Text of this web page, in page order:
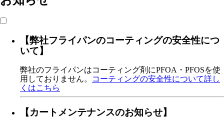
【弊社フライパンのコーティングの安全性につ
いて】
弊社のフライパンはコーティング剤にPFOA・PFOSを使
用しておりません。
コーティングの安全性について詳し
くはこちら
【カートメンテナンスのお知らせ】